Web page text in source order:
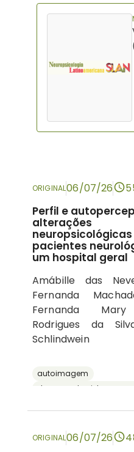
ORIGINAL06/07/26
Perfil e
alterações
pacientes
um hospital geral
Amábille das
Fernanda
Fernanda
Rodrigues da
Schlindwein
autoimagem
ORIGINAL06/07/26